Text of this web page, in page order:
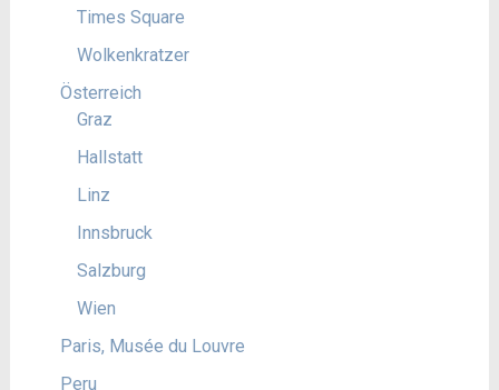
Times Square
Wolkenkratzer
Österreich
Graz
Hallstatt
Linz
Innsbruck
Salzburg
Wien
Paris, Musée du Louvre
Peru